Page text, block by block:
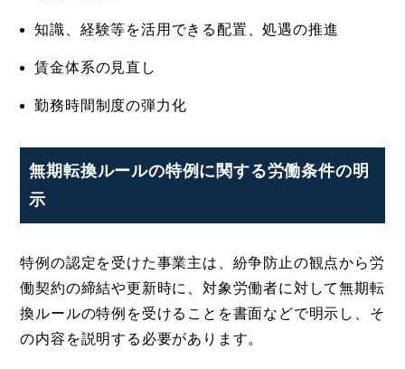
知識、経験等を活用できる配置、処遇の推進
賃金体系の見直し
勤務時間制度の弾力化
無期転換ルールの特例に関する労働条件の明
示
特例の認定を受けた事業主は、紛争防止の観点から労
働契約の締結や更新時に、対象労働者に対して無期転
換ルールの特例を受けることを書面などで明示し、そ
の内容を説明する必要があります。